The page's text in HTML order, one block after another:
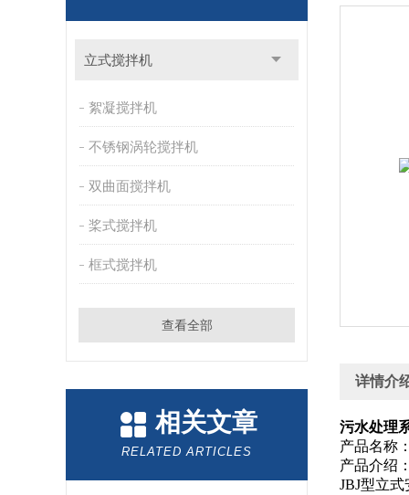
立式搅拌机
絮凝搅拌机
不锈钢涡轮搅拌机
双曲面搅拌机
桨式搅拌机
框式搅拌机
查看全部
相关文章
RELATED ARTICLES
详情介
污水处理
产品名称
产品介绍
JBJ型立